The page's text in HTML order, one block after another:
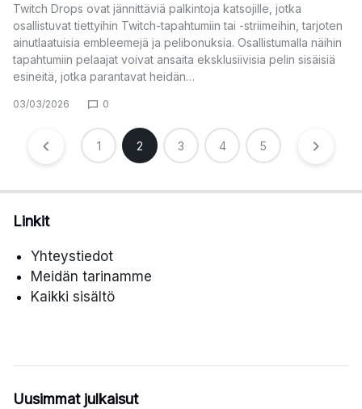
Twitch Drops ovat jännittäviä palkintoja katsojille, jotka
osallistuvat tiettyihin Twitch-tapahtumiin tai -striimeihin, tarjoten
ainutlaatuisia embleemejä ja pelibonuksia. Osallistumalla näihin
tapahtumiin pelaajat voivat ansaita eksklusiivisia pelin sisäisiä
esineitä, jotka parantavat heidän…
03/03/2026 0
Posts
pagination
1 2 3 4 5
Linkit
Yhteystiedot
Meidän tarinamme
Kaikki sisältö
Uusimmat julkaisut